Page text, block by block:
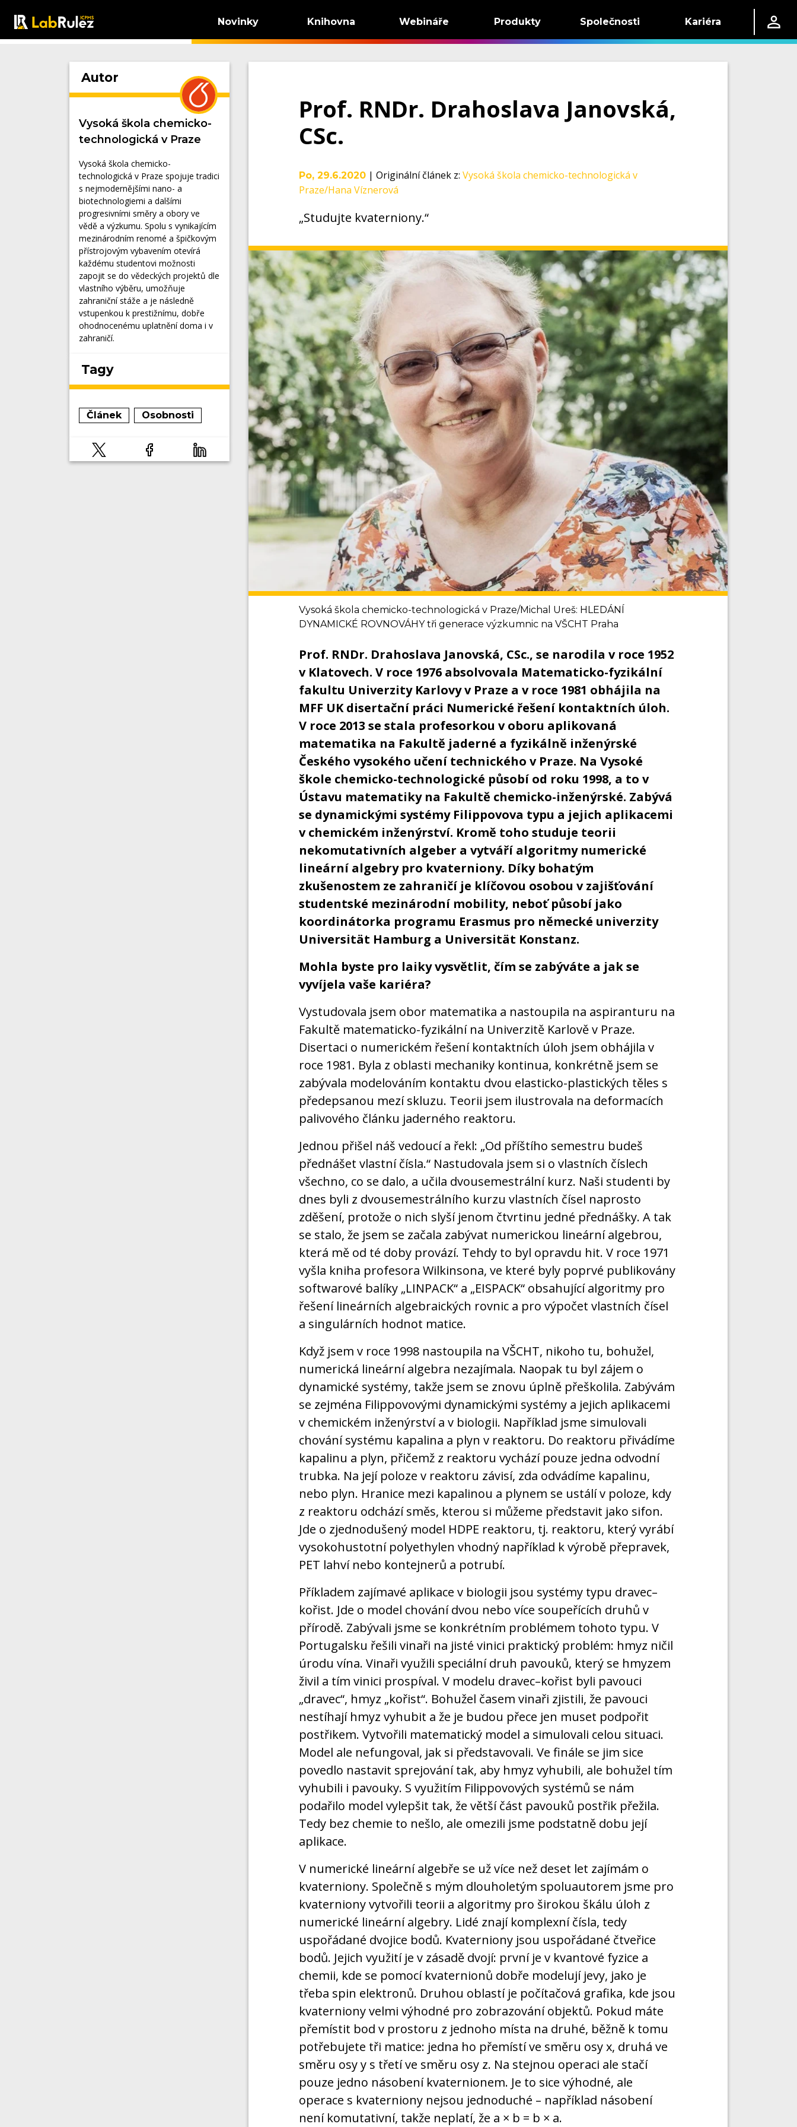
Novinky Knihovna Webináře Produkty Společnosti Kariéra
Autor
Vysoká škola chemicko-
technologická v Praze
Vysoká škola chemicko-
technologická v Praze spojuje tradici
s nejmodernějšími nano- a
biotechnologiemi a dalšími
progresivními směry a obory ve
vědě a výzkumu. Spolu s vynikajícím
mezinárodním renomé a špičkovým
přístrojovým vybavením otevírá
každému studentovi možnosti
zapojit se do vědeckých projektů dle
vlastního výběru, umožňuje
zahraniční stáže a je následně
vstupenkou k prestižnímu, dobře
ohodnocenému uplatnění doma i v
zahraničí.
Tagy
Článek Osobnosti
Prof. RNDr. Drahoslava Janovská,
CSc.
Po, 29.6.2020 | Originální článek z: Vysoká škola chemicko-technologická v
Praze/Hana Víznerová
„Studujte kvaterniony.“
Vysoká škola chemicko-technologická v Praze/Michal Ureš: HLEDÁNÍ
DYNAMICKÉ ROVNOVÁHY tři generace výzkumnic na VŠCHT Praha
Prof. RNDr. Drahoslava Janovská, CSc., se narodila v roce 1952
v Klatovech. V roce 1976 absolvovala Matematicko-fyzikální
fakultu Univerzity Karlovy v Praze a v roce 1981 obhájila na
MFF UK disertační práci Numerické řešení kontaktních úloh.
V roce 2013 se stala profesorkou v oboru aplikovaná
matematika na Fakultě jaderné a fyzikálně inženýrské
Českého vysokého učení technického v Praze. Na Vysoké
škole chemicko-technologické působí od roku 1998, a to v
Ústavu matematiky na Fakultě chemicko-inženýrské. Zabývá
se dynamickými systémy Filippovova typu a jejich aplikacemi
v chemickém inženýrství. Kromě toho studuje teorii
nekomutativních algeber a vytváří algoritmy numerické
lineární algebry pro kvaterniony. Díky bohatým
zkušenostem ze zahraničí je klíčovou osobou v zajišťování
studentské mezinárodní mobility, neboť působí jako
koordinátorka programu Erasmus pro německé univerzity
Universität Hamburg a Universität Konstanz.
Mohla byste pro laiky vysvětlit, čím se zabýváte a jak se
vyvíjela vaše kariéra?
Vystudovala jsem obor matematika a nastoupila na aspiranturu na
Fakultě matematicko-fyzikální na Univerzitě Karlově v Praze.
Disertaci o numerickém řešení kontaktních úloh jsem obhájila v
roce 1981. Byla z oblasti mechaniky kontinua, konkrétně jsem se
zabývala modelováním kontaktu dvou elasticko-plastických těles s
předepsanou mezí skluzu. Teorii jsem ilustrovala na deformacích
palivového článku jaderného reaktoru.
Jednou přišel náš vedoucí a řekl: „Od příštího semestru budeš
přednášet vlastní čísla.“ Nastudovala jsem si o vlastních číslech
všechno, co se dalo, a učila dvousemestrální kurz. Naši studenti by
dnes byli z dvousemestrálního kurzu vlastních čísel naprosto
zděšení, protože o nich slyší jenom čtvrtinu jedné přednášky. A tak
se stalo, že jsem se začala zabývat numerickou lineární algebrou,
která mě od té doby provází. Tehdy to byl opravdu hit. V roce 1971
vyšla kniha profesora Wilkinsona, ve které byly poprvé publikovány
softwarové balíky „LINPACK“ a „EISPACK“ obsahující algoritmy pro
řešení lineárních algebraických rovnic a pro výpočet vlastních čísel
a singulárních hodnot matice.
Když jsem v roce 1998 nastoupila na VŠCHT, nikoho tu, bohužel,
numerická lineární algebra nezajímala. Naopak tu byl zájem o
dynamické systémy, takže jsem se znovu úplně přeškolila. Zabývám
se zejména Filippovovými dynamickými systémy a jejich aplikacemi
v chemickém inženýrství a v biologii. Například jsme simulovali
chování systému kapalina a plyn v reaktoru. Do reaktoru přivádíme
kapalinu a plyn, přičemž z reaktoru vychází pouze jedna odvodní
trubka. Na její poloze v reaktoru závisí, zda odvádíme kapalinu,
nebo plyn. Hranice mezi kapalinou a plynem se ustálí v poloze, kdy
z reaktoru odchází směs, kterou si můžeme představit jako sifon.
Jde o zjednodušený model HDPE reaktoru, tj. reaktoru, který vyrábí
vysokohustotní polyethylen vhodný například k výrobě přepravek,
PET lahví nebo kontejnerů a potrubí.
Příkladem zajímavé aplikace v biologii jsou systémy typu dravec–
kořist. Jde o model chování dvou nebo více soupeřících druhů v
přírodě. Zabývali jsme se konkrétním problémem tohoto typu. V
Portugalsku řešili vinaři na jisté vinici praktický problém: hmyz ničil
úrodu vína. Vinaři využili speciální druh pavouků, který se hmyzem
živil a tím vinici prospíval. V modelu dravec–kořist byli pavouci
„dravec“, hmyz „kořist“. Bohužel časem vinaři zjistili, že pavouci
nestíhají hmyz vyhubit a že je budou přece jen muset podpořit
postřikem. Vytvořili matematický model a simulovali celou situaci.
Model ale nefungoval, jak si představovali. Ve finále se jim sice
povedlo nastavit sprejování tak, aby hmyz vyhubili, ale bohužel tím
vyhubili i pavouky. S využitím Filippovových systémů se nám
podařilo model vylepšit tak, že větší část pavouků postřik přežila.
Tedy bez chemie to nešlo, ale omezili jsme podstatně dobu její
aplikace.
V numerické lineární algebře se už více než deset let zajímám o
kvaterniony. Společně s mým dlouholetým spoluautorem jsme pro
kvaterniony vytvořili teorii a algoritmy pro širokou škálu úloh z
numerické lineární algebry. Lidé znají komplexní čísla, tedy
uspořádané dvojice bodů. Kvaterniony jsou uspořádané čtveřice
bodů. Jejich využití je v zásadě dvojí: první je v kvantové fyzice a
chemii, kde se pomocí kvaternionů dobře modelují jevy, jako je
třeba spin elektronů. Druhou oblastí je počítačová grafika, kde jsou
kvaterniony velmi výhodné pro zobrazování objektů. Pokud máte
přemístit bod v prostoru z jednoho místa na druhé, běžně k tomu
potřebujete tři matice: jedna ho přemístí ve směru osy x, druhá ve
směru osy y s třetí ve směru osy z. Na stejnou operaci ale stačí
pouze jedno násobení kvaternionem. Je to sice výhodné, ale
operace s kvaterniony nejsou jednoduché – například násobení
není komutativní, takže neplatí, že a × b = b × a.